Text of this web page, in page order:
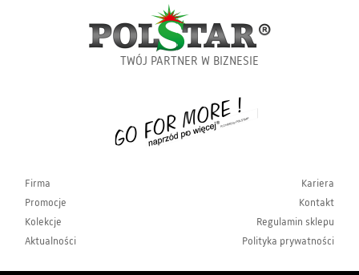
TWÓJ PARTNER W BIZNESIE
Firma
Promocje
Kolekcje
Aktualności
Kariera
Kontakt
Regulamin sklepu
Polityka prywatności